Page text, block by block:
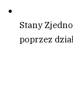
Stany
poprzez